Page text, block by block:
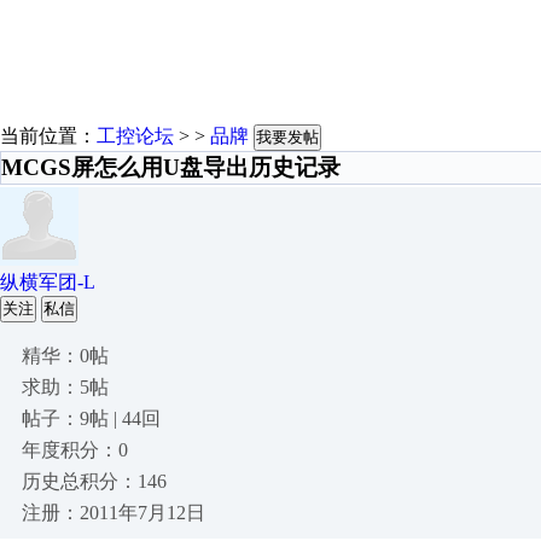
当前位置： 工控论坛 > > 品牌 我要发帖
MCGS屏怎么用U盘导出历史记录
纵横军团-L
关注 私信
精华：0帖
求助：5帖
帖子：9帖 | 44回
年度积分：0
历史总积分：146
注册：2011年7月12日